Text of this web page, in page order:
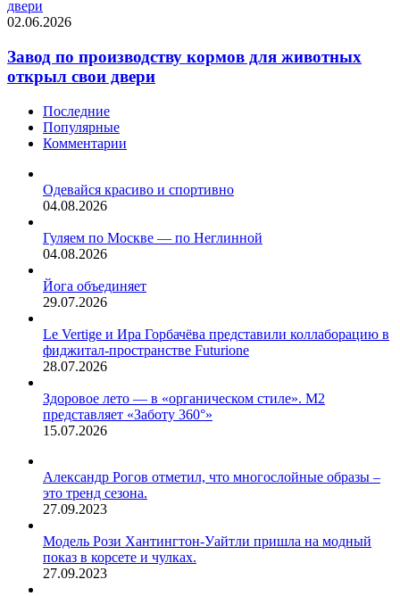
двери
02.06.2026
Завод по производству кормов для животных
открыл свои двери
Последние
Популярные
Комментарии
Одевайся красиво и спортивно
04.08.2026
Гуляем по Москве — по Неглинной
04.08.2026
Йога объединяет
29.07.2026
Le Vertige и Ира Горбачёва представили коллаборацию в
фиджитал-пространстве Futurione
28.07.2026
Здоровое лето — в «органическом стиле». М2
представляет «Заботу 360°»
15.07.2026
Александр Рогов отметил, что многослойные образы –
это тренд сезона.
27.09.2023
Модель Рози Хантингтон-Уайтли пришла на модный
показ в корсете и чулках.
27.09.2023